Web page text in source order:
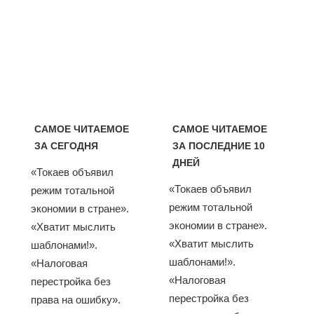
САМОЕ ЧИТАЕМОЕ
ЗА СЕГОДНЯ
«Токаев объявил
режим тотальной
экономии в стране».
«Хватит мыслить
шаблонами!».
«Налоговая
перестройка без
права на ошибку».
САМОЕ ЧИТАЕМОЕ
ЗА ПОСЛЕДНИЕ 10
ДНЕЙ
«Токаев объявил
режим тотальной
экономии в стране».
«Хватит мыслить
шаблонами!».
«Налоговая
перестройка без